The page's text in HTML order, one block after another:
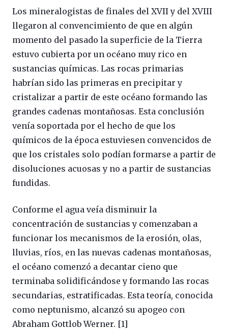
Los mineralogistas de finales del XVII y del XVIII
llegaron al convencimiento de que en algún
momento del pasado la superficie de la Tierra
estuvo cubierta por un océano muy rico en
sustancias químicas. Las rocas primarias
habrían sido las primeras en precipitar y
cristalizar a partir de este océano formando las
grandes cadenas montañosas. Esta conclusión
venía soportada por el hecho de que los
químicos de la época estuviesen convencidos de
que los cristales solo podían formarse a partir de
disoluciones acuosas y no a partir de sustancias
fundidas.
Conforme el agua veía disminuir la
concentración de sustancias y comenzaban a
funcionar los mecanismos de la erosión, olas,
lluvias, ríos, en las nuevas cadenas montañosas,
el océano comenzó a decantar cieno que
terminaba solidificándose y formando las rocas
secundarias, estratificadas. Esta teoría, conocida
como neptunismo, alcanzó su apogeo con
Abraham Gottlob Werner. [1]